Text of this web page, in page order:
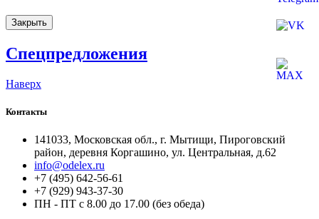
Закрыть
Спецпредложения
Наверх
Контакты
141033, Московская обл., г. Мытищи, Пироговский
район, деревня Коргашино, ул. Центральная, д.62
info@odelex.ru
+7 (495) 642-56-61
+7 (929) 943-37-30
ПН - ПТ с 8.00 до 17.00 (без обеда)